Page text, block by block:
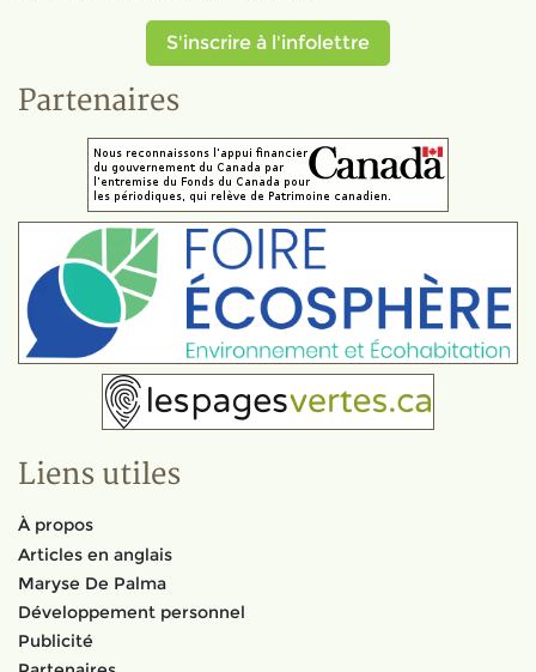
S'inscrire à l'infolettre
Partenaires
Liens utiles
À propos
Articles en anglais
Maryse De Palma
Développement personnel
Publicité